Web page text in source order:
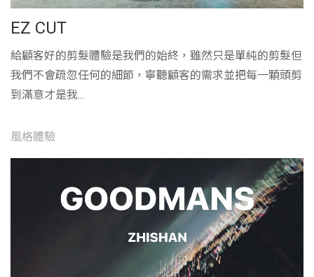
EZ CUT
給顧客好的剪髮體驗是我們的始終，雖然只是單純的剪髮但
我們不會疏忽任何的細節，寧聽顧客的需求並把每一顆頭剪
到滿意才是我...
風格體驗